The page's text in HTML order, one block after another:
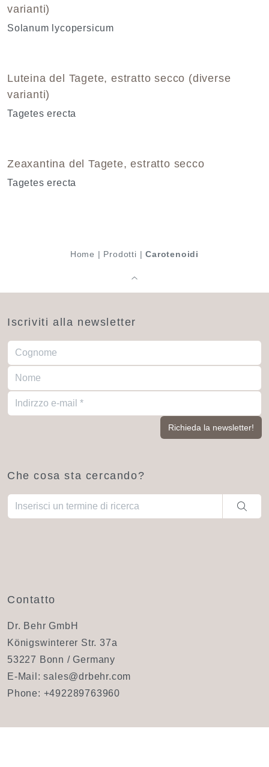
varianti)
Solanum lycopersicum
Luteina del Tagete, estratto secco (diverse
varianti)
Tagetes erecta
Zeaxantina del Tagete, estratto secco
Tagetes erecta
Home | Prodotti |Carotenoidi
Iscriviti alla newsletter
Che cosa sta cercando?
Una volta che i risultati del completamento automatico
Contatto
Dr. Behr GmbH
Königswinterer Str. 37a
53227 Bonn / Germany
E-Mail:sales@drbehr.com
Phone: +492289763960